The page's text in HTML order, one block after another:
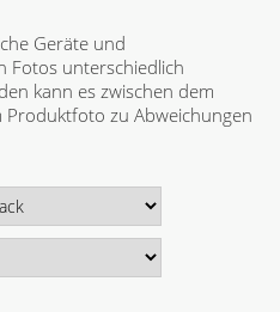
Geräte und
Fotos unterschiedlich
kann es zwischen dem
zu Abweichungen